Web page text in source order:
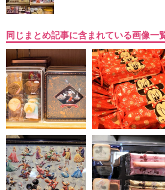
同じまとめ記事に含まれている画像一